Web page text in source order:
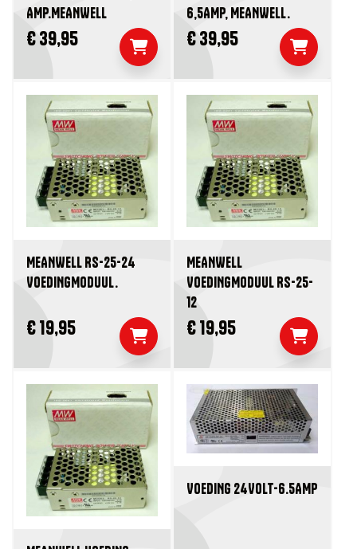
AMP.MEANWELL
€ 39,95
6,5AMP, MEANWELL.
€ 39,95
MEANWELL RS-25-24
VOEDINGMODUUL.
€ 19,95
MEANWELL
VOEDINGMODUUL RS-25-
12
€ 19,95
VOEDING 24VOLT-6.5AMP